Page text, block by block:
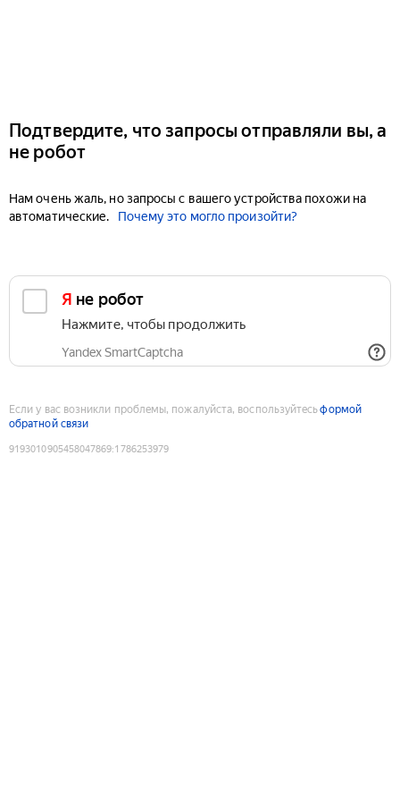
Подтвердите, что запросы отправляли вы, а
не робот
Нам очень жаль, но запросы с вашего устройства похожи на
автоматические.
Почему это могло произойти?
Я не робот
Нажмите, чтобы продолжить
Yandex SmartCaptcha
Если у вас возникли проблемы, пожалуйста, воспользуйтесьформой
обратной связи
9193010905458047869:1786253979